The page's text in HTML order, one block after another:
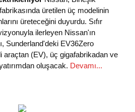
üretilen üç modelinin
üreteceğini duyurdu. Sıfır
ilerleyen Nissan'ın
Sunderland'deki EV36Zero
araçtan (EV), üç gigafabrikadan ve
oluşacak. Devamı...